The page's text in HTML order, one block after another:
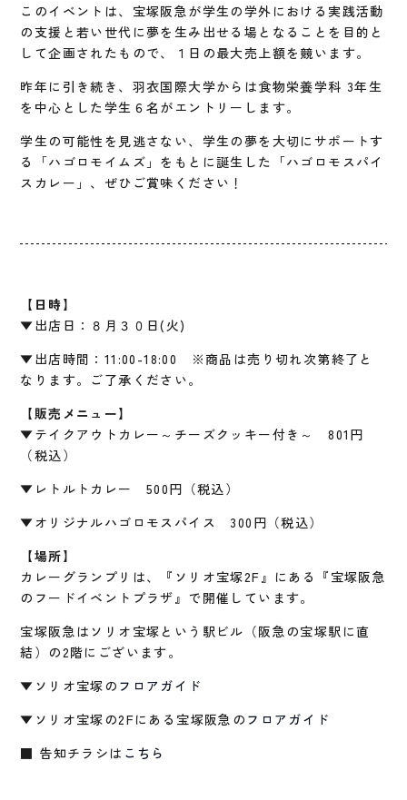
このイベントは、宝塚阪急が学生の学外における実践活動
の支援と若い世代に夢を生み出せる場となることを目的と
して企画されたもので、１日の最大売上額を競います。
昨年に引き続き、羽衣国際大学からは食物栄養学科 3年生
を中心とした学生６名がエントリーします。
学生の可能性を見逃さない、学生の夢を大切にサポートす
る「ハゴロモイムズ」をもとに誕生した「ハゴロモスパイ
スカレー」、ぜひご賞味ください！
【日時】
▼出店日：８月３０日(火)
▼出店時間：11:00-18:00 ※商品は売り切れ次第終了と
なります。ご了承ください。
【販売メニュー】
▼テイクアウトカレー～チーズクッキー付き～ 801円
（税込）
▼レトルトカレー 500円（税込）
▼オリジナルハゴロモスパイス 300円（税込）
【場所】
カレーグランプリは、『ソリオ宝塚2F』にある『宝塚阪急
のフードイベントプラザ』で開催しています。
宝塚阪急はソリオ宝塚という駅ビル（阪急の宝塚駅に直
結）の2階にございます。
▼ソリオ宝塚の フロアガイド
▼ソリオ宝塚の2Fにある宝塚阪急の フロアガイド
■ 告知チラシは こちら